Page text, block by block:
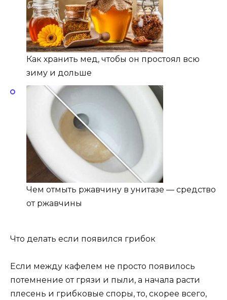
Как хранить мед, чтобы он простоял всю
зиму и дольше
Чем отмыть ржавчину в унитазе — средство
от ржавчины
Что делать если появился грибок
Если между кафелем не просто появилось
потемнение от грязи и пыли, а начала расти
плесень и грибковые споры, то, скорее всего,